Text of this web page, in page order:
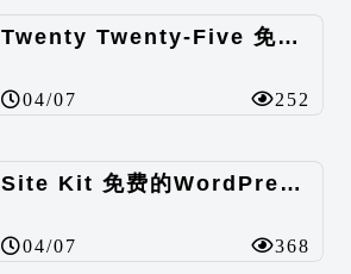
Twenty Twenty-Five 免费的WordPress内容主题
04/07 252
Site Kit 免费的WordPress数据统计插件
04/07 368